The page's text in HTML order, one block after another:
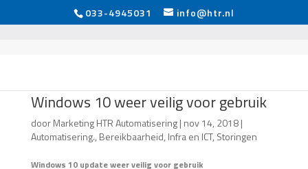
033-4945031 info@htr.nl
Windows 10 weer veilig voor gebruik
doorMarketing HTR Automatisering| nov 14, 2018|
Automatisering., Bereikbaarheid, Infra en ICT, Storingen
Windows 10 update weer veilig voor gebruik